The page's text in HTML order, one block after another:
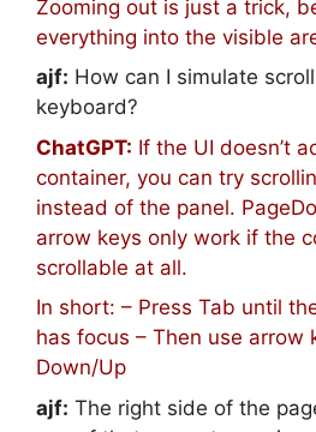
Zooming out is just a trick,
everything into the visible
ajf: How can I simulate
keyboard?
ChatGPT: If the UI doesn’t
container, you can try
instead of the panel.
arrow keys only work if the
scrollable at all.
In short: – Press Tab until
has focus – Then use arrow
Down/Up
ajf: The right side of the